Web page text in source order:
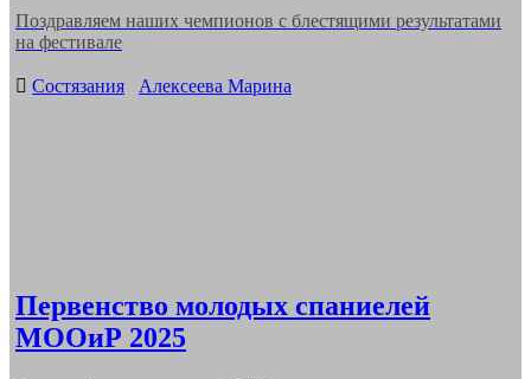
Поздравляем наших чемпионов с блестящими результатами
на фестивале
Categories
Состязания Алексеева Марина
Первенство молодых спаниелей
МООиР 2025